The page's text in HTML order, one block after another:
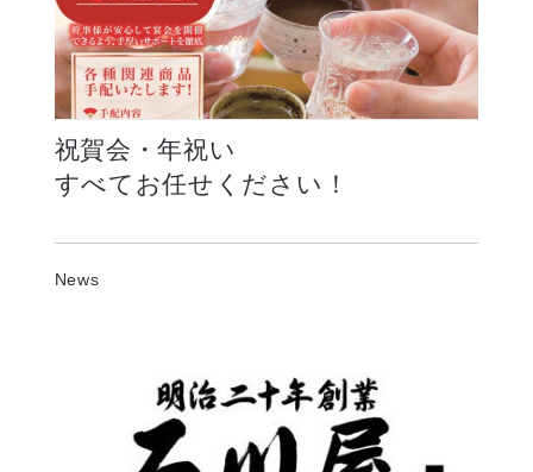
祝賀会・年祝い
すべてお任せください！
News